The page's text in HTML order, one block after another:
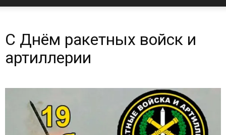
Морской
собор
С Днём ракетных войск и
артиллерии